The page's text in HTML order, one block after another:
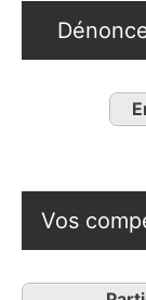
Vos